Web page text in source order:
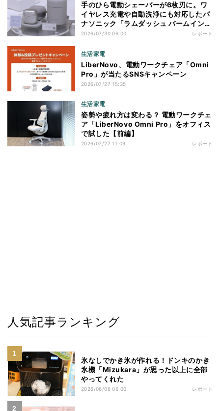
手のひら電動シェーバーが6枚刃に。ワ
イヤレス充電や自動洗浄にも対応したパ
ナソニック「ラムダッシュ パームイン
プロ」を体験
2026/07/30 06:00 レポート
生活家電
LiberNovo、電動ワークチェア「Omni
Pro」が当たるSNSキャンペーン
2026/07/27 15:35
生活家電
姿勢や疲れ方は変わる？ 電動ワークチェ
ア「LiberNovo Omni Pro」をオフィス
で試した【前編】
2026/07/27 11:09 レポート
人気記事ランキング
氷なしでかき氷が作れる！ドンキのかき
氷機「Mizukara」が思った以上に全部
やってくれた
2026/06/06 06:00 レポート